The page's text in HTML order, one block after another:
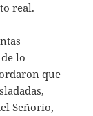
real.
lo
que
Señorío,